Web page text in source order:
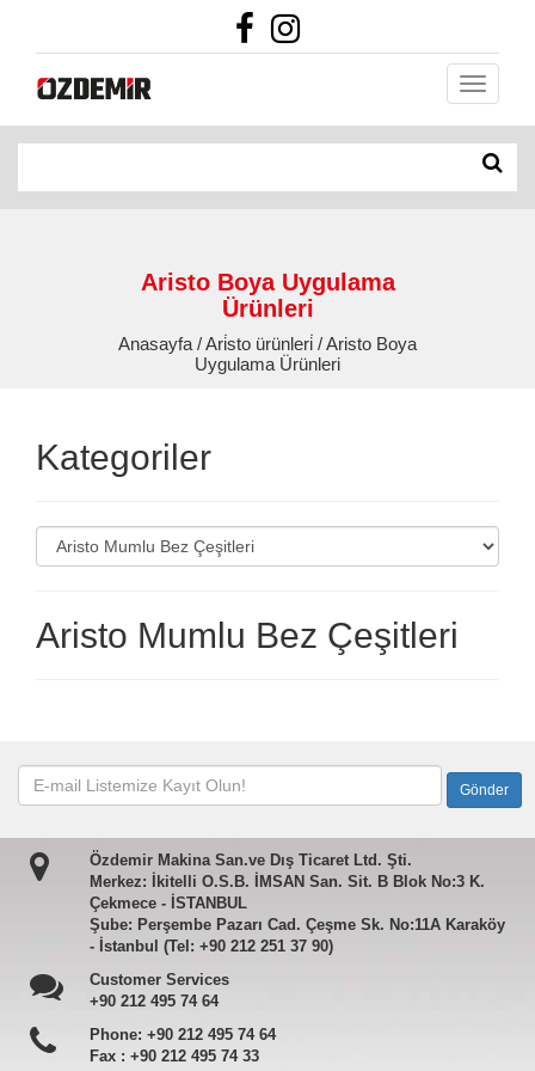
Aristo Boya Uygulama
Ürünleri
Anasayfa / Ari̇sto ürünleri̇ / Aristo Boya
Uygulama Ürünleri
Kategoriler
Aristo Mumlu Bez Çeşitleri
Özdemir Makina San.ve Dış Ticaret Ltd. Şti.
Merkez: İkitelli O.S.B. İMSAN San. Sit. B Blok No:3 K.
Çekmece - İSTANBUL
Şube: Perşembe Pazarı Cad. Çeşme Sk. No:11A Karaköy
- İstanbul (Tel: +90 212 251 37 90)
Customer Services
+90 212 495 74 64
Phone: +90 212 495 74 64
Fax : +90 212 495 74 33